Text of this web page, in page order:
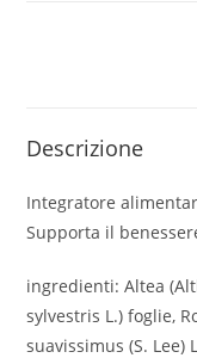
Descrizione
Integratore
Supporta il
ingredienti: Altea
sylvestris L.) foglie,
suavissimus (S. Lee)